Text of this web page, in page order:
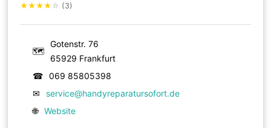
★★★★ ☆ (3)
🗺
Gotenstr. 76
65929 Frankfurt
☎
069 85805398
✉
service@handyreparatursofort.de
🌐 Website